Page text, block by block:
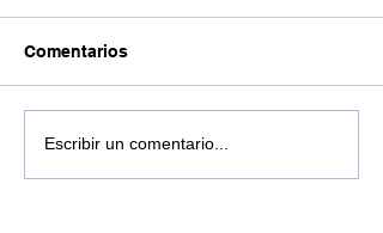
Comentarios
Escribir un comentario...